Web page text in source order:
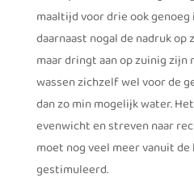
maaltijd voor drie ook
daarnaast nogal de nadruk
maar dringt aan op zuinig zijn
wassen zichzelf wel voor de
dan zo min mogelijk water.
evenwicht en streven naar
moet nog veel meer vanuit
gestimuleerd.